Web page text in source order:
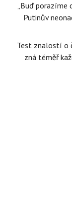
„Buď porazíme
Putinův
Test znalostí o
zná téměř